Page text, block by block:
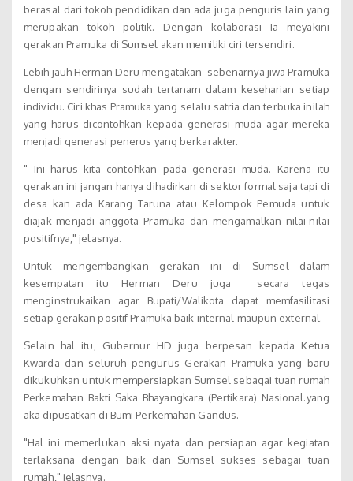
berasal dari tokoh pendidikan dan ada juga penguris lain yang
merupakan tokoh politik. Dengan kolaborasi Ia meyakini
gerakan Pramuka di Sumsel akan memiliki ciri tersendiri.
Lebih jauh Herman Deru mengatakan sebenarnya jiwa Pramuka
dengan sendirinya sudah tertanam dalam keseharian setiap
individu. Ciri khas Pramuka yang selalu satria dan terbuka inilah
yang harus dicontohkan kepada generasi muda agar mereka
menjadi generasi penerus yang berkarakter.
" Ini harus kita contohkan pada generasi muda. Karena itu
gerakan ini jangan hanya dihadirkan di sektor formal saja tapi di
desa kan ada Karang Taruna atau Kelompok Pemuda untuk
diajak menjadi anggota Pramuka dan mengamalkan nilai-nilai
positifnya," jelasnya.
Untuk mengembangkan gerakan ini di Sumsel dalam
kesempatan itu Herman Deru juga secara tegas
menginstrukaikan agar Bupati/Walikota dapat memfasilitasi
setiap gerakan positif Pramuka baik internal maupun external.
Selain hal itu, Gubernur HD juga berpesan kepada Ketua
Kwarda dan seluruh pengurus Gerakan Pramuka yang baru
dikukuhkan untuk mempersiapkan Sumsel sebagai tuan rumah
Perkemahan Bakti Saka Bhayangkara (Pertikara) Nasional.yang
aka dipusatkan di Bumi Perkemahan Gandus.
"Hal ini memerlukan aksi nyata dan persiapan agar kegiatan
terlaksana dengan baik dan Sumsel sukses sebagai tuan
rumah," jelasnya.